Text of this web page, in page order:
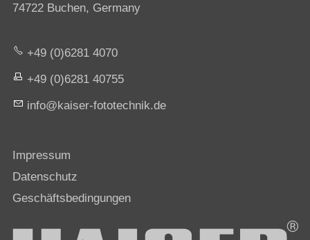
74722 Buchen, Germany
+49 (0)6281 4070
+49 (0)6281 40755
nf
k s r-f t t chn k d
Impressum
Datenschutz
Geschäftsbedingungen